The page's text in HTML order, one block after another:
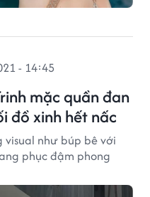
mặc quần đan
đồ xinh hết nấc
- 14:45
visual như búp bê với
phục đậm phong